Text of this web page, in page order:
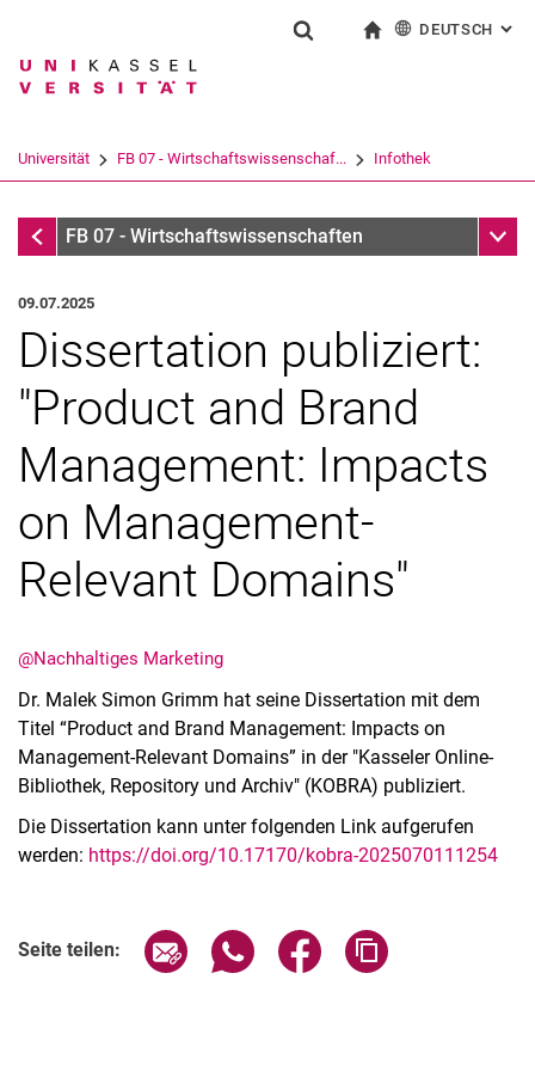
Springe direkt zu: Inhalt
Springe direkt zu: Suche
Springe direkt zu:
Suchbegriff
Suchen (öffnet externen Link in einem
DEUTSCH :
Universität FB 07 - Wirtschaftswissenschaf... Infothek
InfothekFB 07 - Wirtschaftswissenschaften
Stellenangebote
Termine
09.07.2025
Dissertation publiziert:
"Product and Brand
Management: Impacts
on Management-
Relevant Domains"
@Nachhaltiges Marketing
Dr. Malek Simon Grimm hat seine Dissertation mit dem
Titel “Product and Brand Management: Impacts on
Management-Relevant Domains” in der "Kasseler Online-
Bibliothek, Repository und Archiv" (KOBRA) publiziert.
Die Dissertation kann unter folgenden Link aufgerufen
werden: https://doi.org/10.17170/kobra-2025070111254
Seite teilen: Seite über E-Mail teilen
Seite über WhatsApp teilen
Seite über Facebook